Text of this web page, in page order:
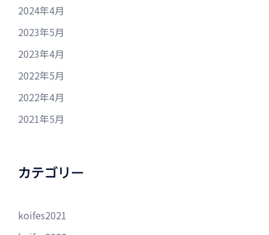
2024年4月
2023年5月
2023年4月
2022年5月
2022年4月
2021年5月
カテゴリー
koifes2021